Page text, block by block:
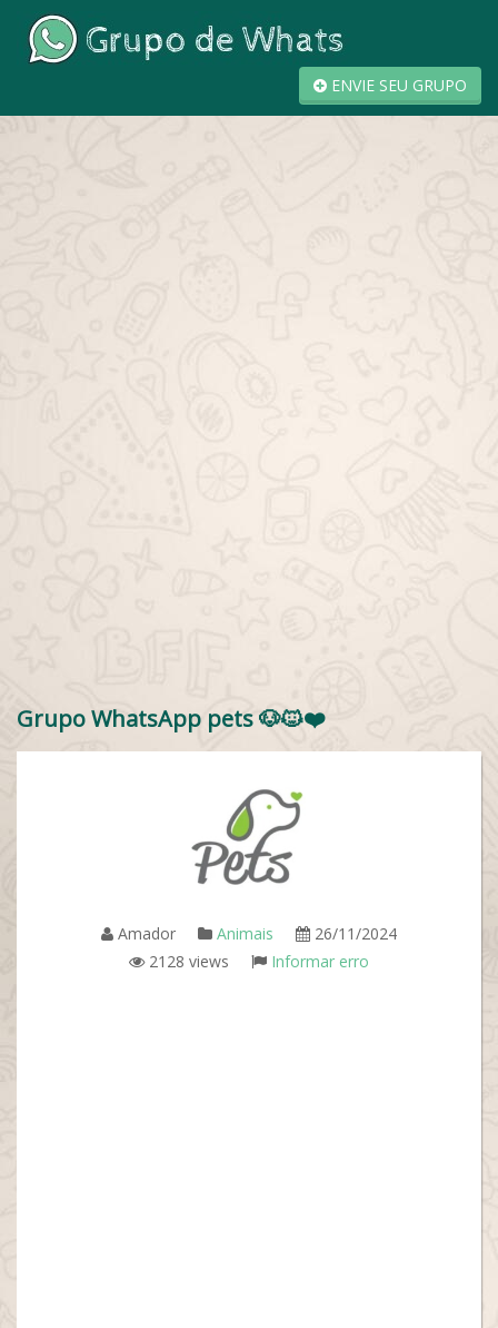
ENVIE SEU GRUPO
Grupo WhatsApp pets 🐶🐱❤️
Amador Animais
26/11/2024
2128 views
Informar erro